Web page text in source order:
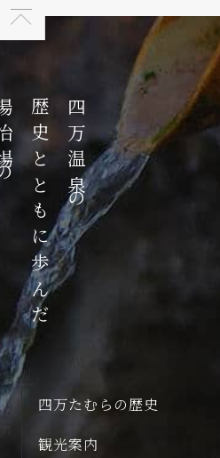
四万温泉の
歴史とともに歩んだ
の
四万たむらの歴史
観光案内